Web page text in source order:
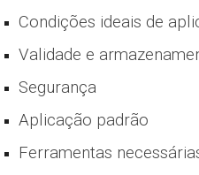
Condições ideais de
Validade e
Segurança
Aplicação padrão
Ferramentas